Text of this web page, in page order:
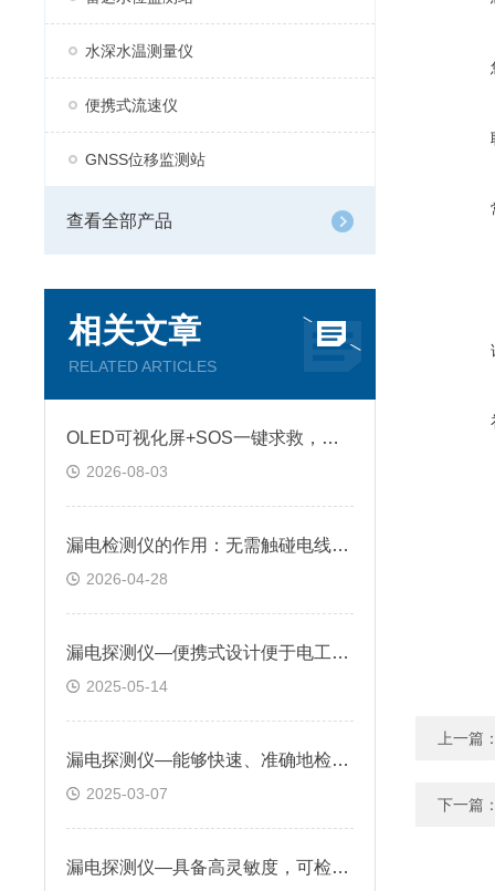
水深水温测量仪
便携式流速仪
GNSS位移监测站
查看全部产品
相关文章
RELATED ARTICLES
OLED可视化屏+SOS一键求救，云境天合水陆安全监测仪集照明、定位功能于一体
2026-08-03
漏电检测仪的作用：无需触碰电线或积水，感应交流电场或电压强弱进行检测
2026-04-28
漏电探测仪—便携式设计便于电工随身携带，非接触式探测方式确保了操作安全
2025-05-14
漏电探测仪—能够快速、准确地检测出电气线路中是否存在漏电现象
2025-03-07
漏电探测仪—具备高灵敏度，可检测微安级电流，能快速定位隐蔽的漏电故障点
上一篇
下一篇